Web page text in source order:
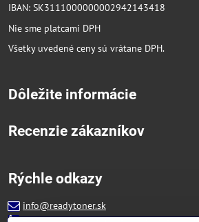
IBAN: SK3111000000002942143418
Nie sme platcami DPH
Všetky uvedené ceny sú vrátane DPH.
Dôležite informácie
Recenzie zákazníkov
Rýchle odkazy
info@readytoner.sk